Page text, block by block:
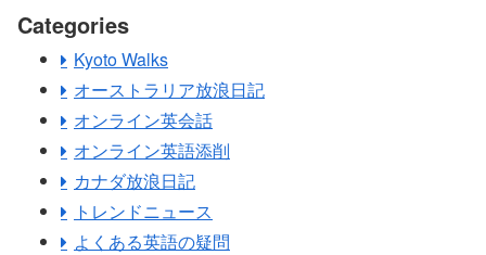
Categories
Kyoto Walks
オーストラリア放浪日記
オンライン英会話
オンライン英語添削
カナダ放浪日記
トレンドニュース
よくある英語の疑問